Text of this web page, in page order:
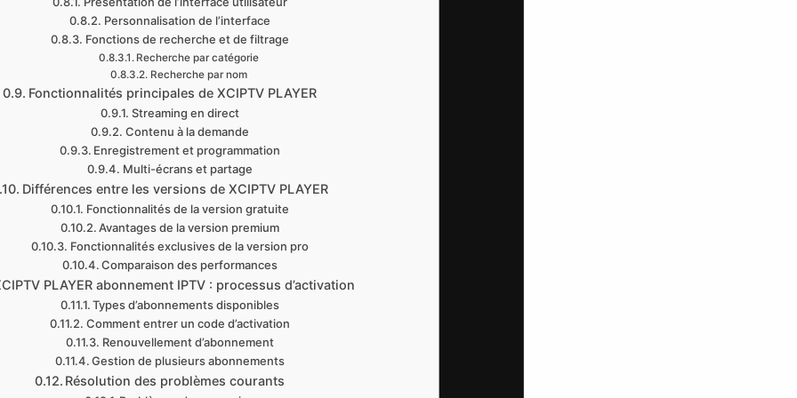
Personnalisation de l’interface
Fonctions de recherche et de filtrage
Recherche par catégorie
Recherche par nom
Fonctionnalités principales de XCIPTV PLAYER
Streaming en direct
Contenu à la demande
Enregistrement et programmation
Multi-écrans et partage
Différences entre les versions de XCIPTV PLAYER
Fonctionnalités de la version gratuite
Avantages de la version premium
Fonctionnalités exclusives de la version pro
Comparaison des performances
PLAYER abonnement IPTV : processus d’activation
Types d’abonnements disponibles
Comment entrer un code d’activation
Renouvellement d’abonnement
Gestion de plusieurs abonnements
Résolution des problèmes courants